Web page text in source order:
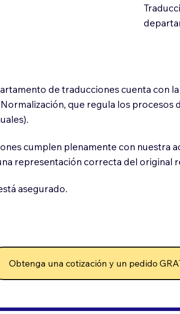
de traducciones cuenta con
que regula los procesos
cumplen plenamente con nuestra
representación correcta del original
asegurado.
Obtenga una cotización y un pedido